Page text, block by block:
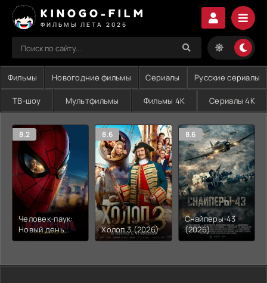
KINOGO-FILM
ФИЛЬМЫ ЛЕТА 2026
Фильмы Новогодние фильмы Сериалы Русские сериалы
ТВ-шоу Мультфильмы Фильмы 4K Сериалы 4K
8.2
Человек-паук:
Новый день
(2026)
8.6
Холоп 3 (2026)
8.6
Снайперы-43
(2026)